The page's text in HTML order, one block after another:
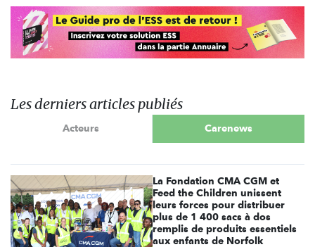
Les derniers articles publiés
Acteurs Carenews
La Fondation CMA CGM et
Feed the Children unissent
leurs forces pour distribuer
plus de 1 400 sacs à dos
remplis de produits essentiels
aux enfants de Norfolk